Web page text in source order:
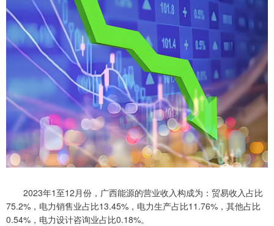
2023年1至12月份，广西能源的营业收入构成为：贸易收入占比
75.2%，电力销售业占比13.45%，电力生产占比11.76%，其他占比
0.54%，电力设计咨询业占比0.18%。